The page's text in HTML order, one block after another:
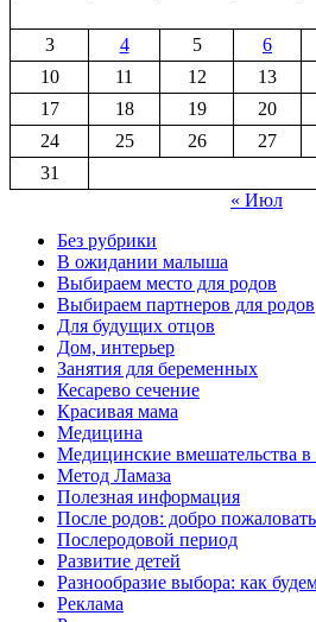
3
4 5 6
10
11 12 13
17
18 19 20
24
25 26 27
31
« Июл
Без рубрики
В ожидании малыша
Выбираем место для родов
Выбираем партнеров для родов
Для будущих отцов
Дом, интерьер
Занятия для беременных
Кесарево сечение
Красивая мама
Медицина
Медицинские вмешательства в
Метод Ламаза
Полезная информация
После родов: добро
Послеродовой период
Развитие детей
Разнообразие выбора: как
Реклама